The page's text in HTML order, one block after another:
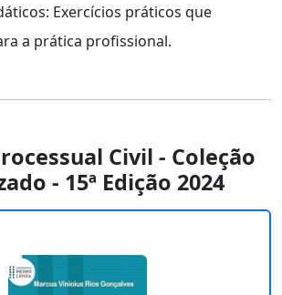
Exercícios práticos que
a prática profissional.
Civil - Coleção
- 15ª Edição 2024